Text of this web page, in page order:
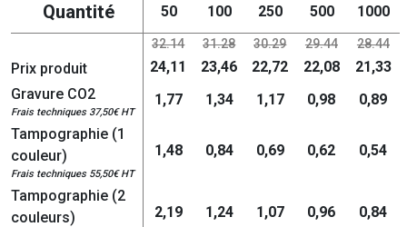
Quantité 50 100 250 500 1000
32.14 31.28 30.29 29.44 28.44
Prix produit 24,11 23,46 22,72 22,08
21,33
Gravure CO2
Frais techniques 37,50€ HT
1,77 1,34 1,17 0,98
0,89
Tampographie (1
couleur)
Frais techniques 55,50€ HT
1,48 0,84 0,69 0,62 0,54
Tampographie (2
couleurs)
2,19 1,24 1,07 0,96 0,84